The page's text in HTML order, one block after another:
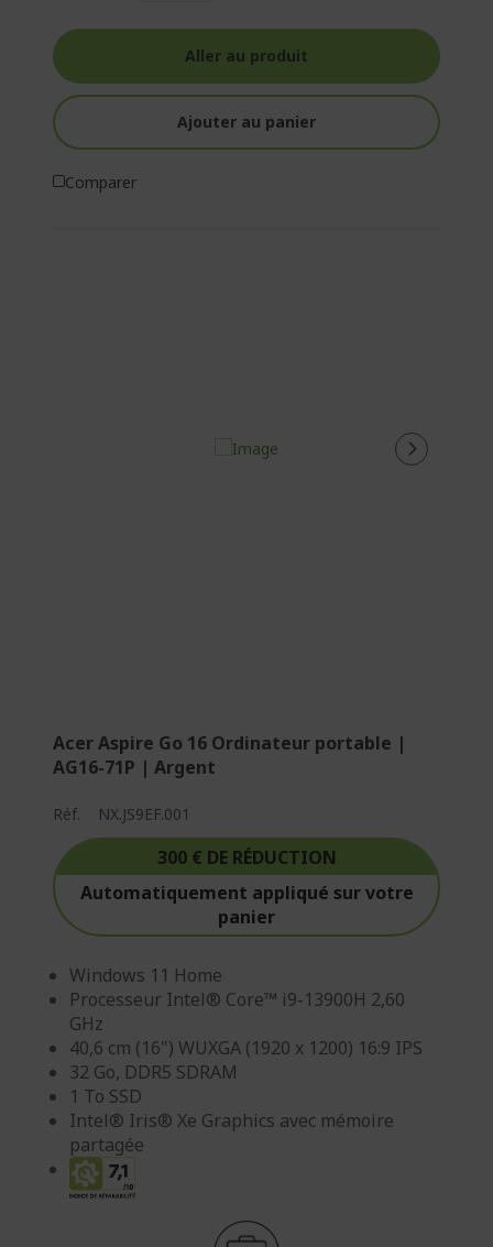
Aller au produit
Ajouter au panier
Comparer
Acer Aspire Go 16 Ordinateur portable |
AG16-71P | Argent
Réf. NX.JS9EF.001
300 € DE RÉDUCTION
Automatiquement appliqué sur votre
panier
Windows 11 Home
Processeur Intel® Core™ i9-13900H 2,60
GHz
40,6 cm (16") WUXGA (1920 x 1200) 16:9 IPS
32 Go, DDR5 SDRAM
1 To SSD
Intel® Iris® Xe Graphics avec mémoire
partagée